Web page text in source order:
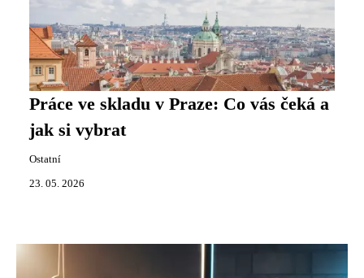
Práce ve skladu v Praze: Co vás čeká a
jak si vybrat
Ostatní
23. 05. 2026